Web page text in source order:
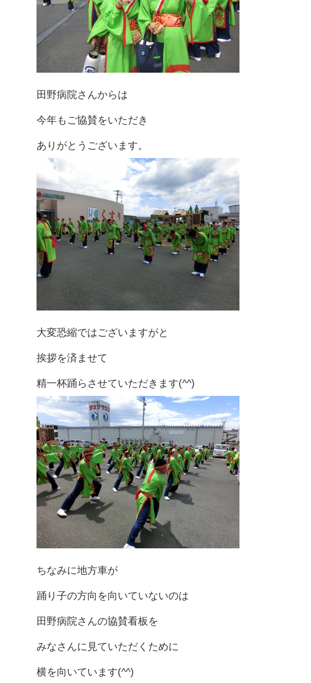
田野病院さんからは
今年もご協賛をいただき
ありがとうございます。
大変恐縮ではございますがと
挨拶を済ませて
精一杯踊らさせていただきます(^^)
ちなみに地方車が
踊り子の方向を向いていないのは
田野病院さんの協賛看板を
みなさんに見ていただくために
横を向いています(^^)